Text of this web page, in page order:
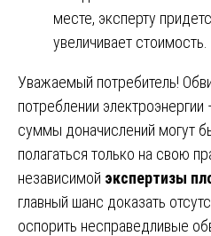
месте, эксперту
увеличивает стоимость.
Уважаемый потребитель!
потреблении электроэнергии
суммы доначислений могут
полагаться только на свою
независимой экспертизы
главный шанс доказать
оспорить несправедливые